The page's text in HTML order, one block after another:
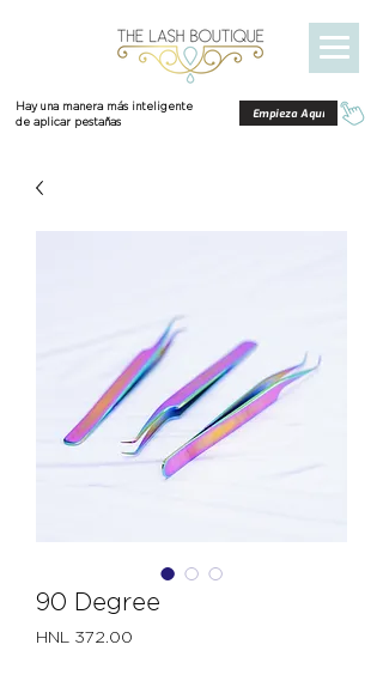
Hay una manera más inteligente
de aplicar pestañas
Empieza Aquí
90 Degree
HNL 372.00